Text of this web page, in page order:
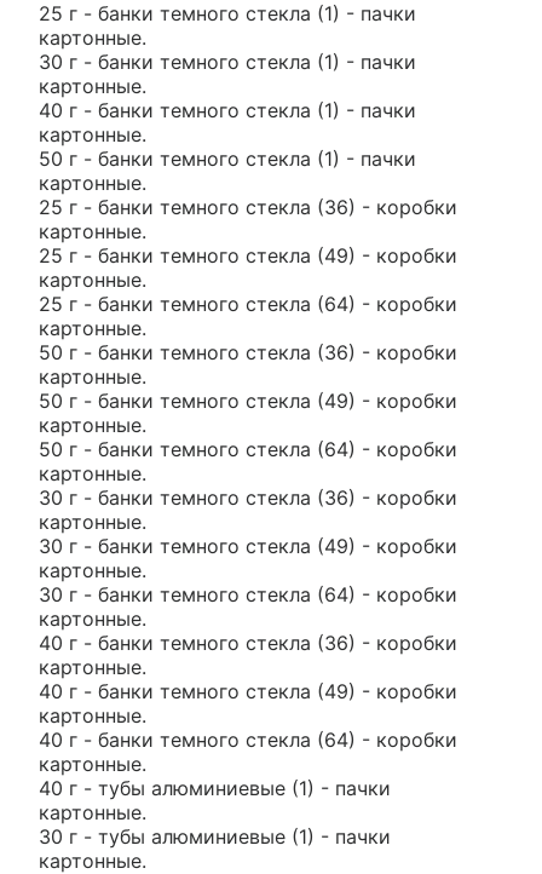
25 г - банки темного стекла (1) - пачки
картонные.
30 г - банки темного стекла (1) - пачки
картонные.
40 г - банки темного стекла (1) - пачки
картонные.
50 г - банки темного стекла (1) - пачки
картонные.
25 г - банки темного стекла (36) - коробки
картонные.
25 г - банки темного стекла (49) - коробки
картонные.
25 г - банки темного стекла (64) - коробки
картонные.
50 г - банки темного стекла (36) - коробки
картонные.
50 г - банки темного стекла (49) - коробки
картонные.
50 г - банки темного стекла (64) - коробки
картонные.
30 г - банки темного стекла (36) - коробки
картонные.
30 г - банки темного стекла (49) - коробки
картонные.
30 г - банки темного стекла (64) - коробки
картонные.
40 г - банки темного стекла (36) - коробки
картонные.
40 г - банки темного стекла (49) - коробки
картонные.
40 г - банки темного стекла (64) - коробки
картонные.
40 г - тубы алюминиевые (1) - пачки
картонные.
30 г - тубы алюминиевые (1) - пачки
картонные.